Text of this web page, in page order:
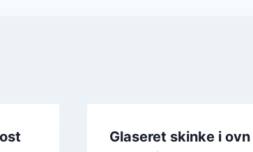
Glaseret skinke i